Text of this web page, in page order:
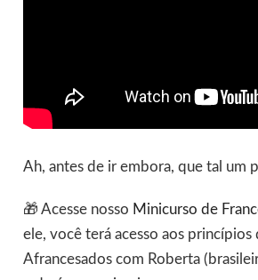
Ah, antes de ir embora, que tal um
🎁 Acesse nosso Minicurso de
ele, você terá acesso aos
Afrancesados com Roberta